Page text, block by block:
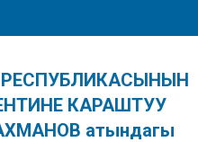
КАРАШТУУ
атындагы